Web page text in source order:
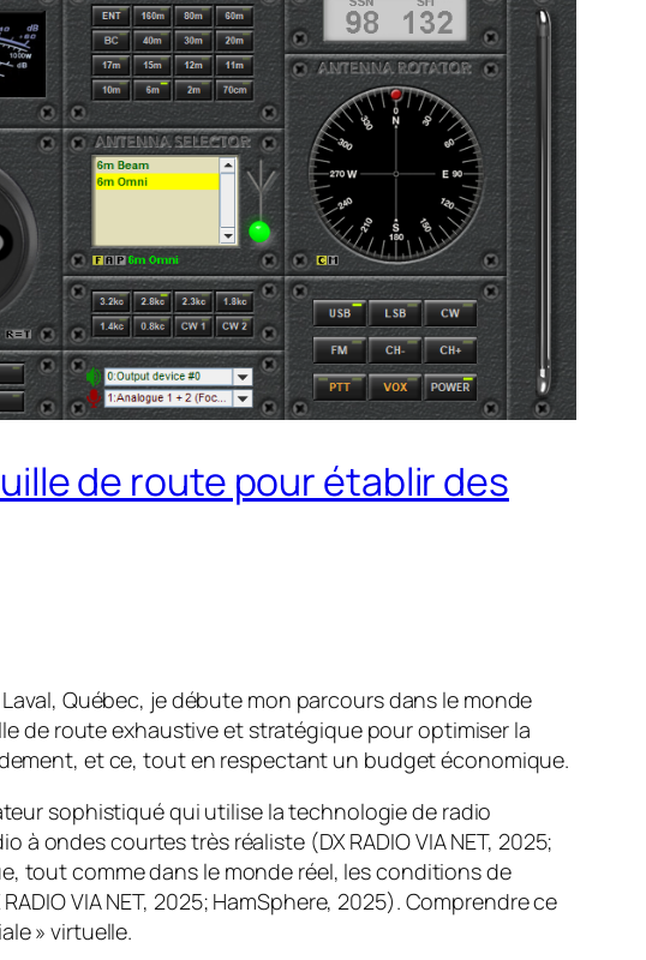
de route pour établir des
Québec, je débute mon parcours dans le monde
de route exhaustive et stratégique pour optimiser la
et ce, tout en respectant un budget économique.
sophistiqué qui utilise la technologie de radio
ondes courtes très réaliste (DX RADIO VIA NET, 2025;
tout comme dans le monde réel, les conditions de
VIA NET, 2025; HamSphere, 2025). Comprendre ce
» virtuelle.